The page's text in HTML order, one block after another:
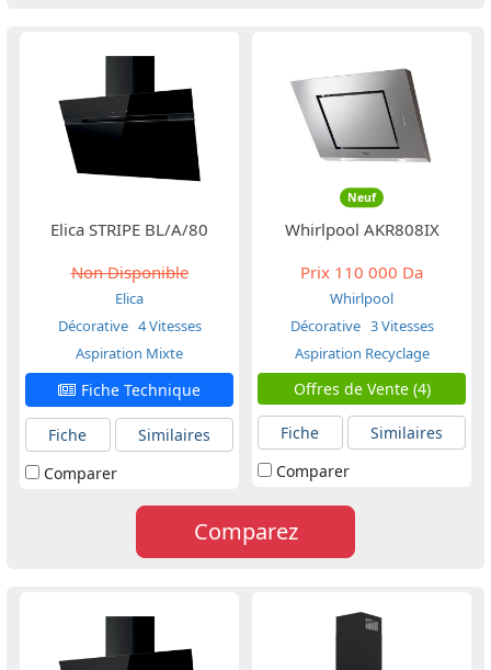
Elica STRIPE BL/A/80
Non Disponible
Elica
Décorative 4 Vitesses
Aspiration Mixte
Fiche Technique
Fiche
Similaires
Comparer
Neuf
Whirlpool AKR808IX
Prix 110 000 Da
Whirlpool
Décorative 3 Vitesses
Aspiration Recyclage
Offres de Vente (4)
Fiche
Similaires
Comparer
Comparez